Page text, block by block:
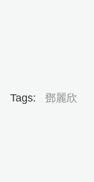
Tags: 鄧麗欣